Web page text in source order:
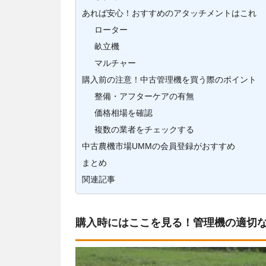
あれば安心！おすすめのアタッチメントはこれ
ローター
畝立機
マルチャー
購入前の注意！中古管理機を買う際のポイント
整備・アフターケアの有無
価格相場を確認
複数の業者をチェックする
中古農機市場UMMの会員登録がおすすめ
まとめ
関連記事
購入時にはここを見る！管理機の適切